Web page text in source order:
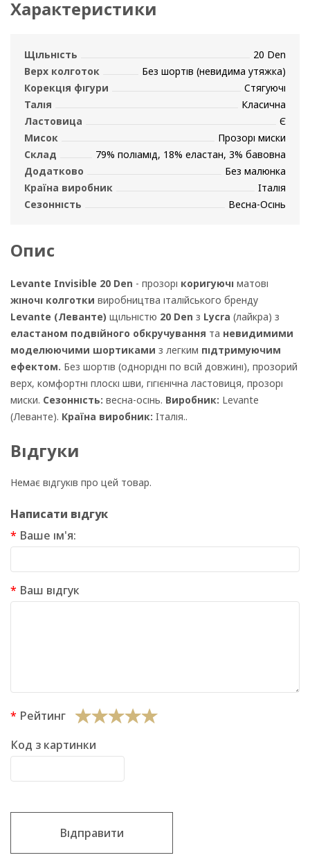
Характеристики
Щільність
20 Den
Верх колготок
Без шортів (невидима утяжка)
Корекція фігури
Стягуючі
Талія
Класична
Ластовица
Є
Мисок
Прозорі миски
Склад
79% поліамід, 18% еластан, 3% бавовна
Додатково
Без малюнка
Країна виробник
Італія
Сезонність
Весна-Осінь
Опис
Levante Invisible 20 Den - прозорі коригуючі матові
жіночі колготки виробництва італійського бренду
Levante (Леванте) щільністю 20 Den з Lycra (лайкра) з
еластаном подвійного обкручування та невидимими
моделюючими шортиками з легким підтримуючим
ефектом. Без шортів (однорідні по всій довжині), прозорий
верх, комфортні плоскі шви, гігієнічна ластовиця, прозорі
миски. Сезонність: весна-осінь. Виробник: Levante
(Леванте). Країна виробник: Італія..
Відгуки
Немає відгуків про цей товар.
Написати відгук
Ваше ім'я:
Ваш відгук
Рейтинг
Код з картинки
Відправити